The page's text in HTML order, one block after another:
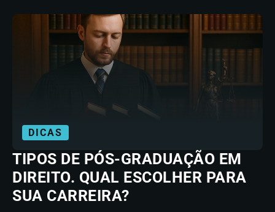
DICAS
TIPOS DE PÓS-GRADUAÇÃO EM
DIREITO. QUAL ESCOLHER PARA
SUA CARREIRA?